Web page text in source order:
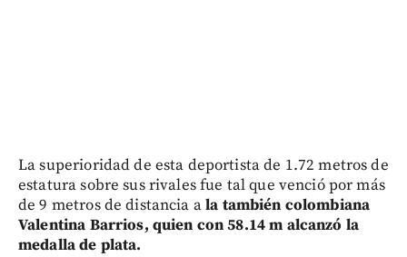
La superioridad de esta deportista de 1.72 metros de
estatura sobre sus rivales fue tal que venció por más
de 9 metros de distancia ala también colombiana
Valentina Barrios, quien con 58.14 m alcanzó la
medalla de plata.